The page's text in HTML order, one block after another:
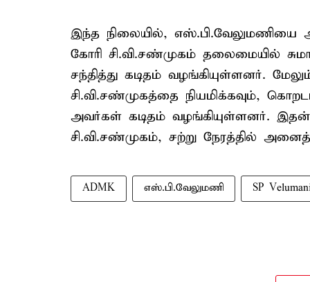
இந்த நிலையில், எஸ்.பி.வேலுமணியை
கோரி சி.வி.சண்முகம் தலைமையில்
சந்தித்து கடிதம் வழங்கியுள்ளனர்.
சி.வி.சண்முகத்தை நியமிக்கவும்,
அவர்கள் கடிதம் வழங்கியுள்ளனர். இதன்
சி.வி.சண்முகம், சற்று நேரத்தில்
ADMK எஸ்.பி.வேலுமணி SP